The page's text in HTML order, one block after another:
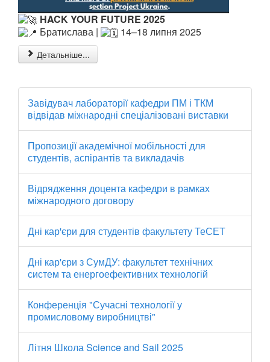
HACK YOUR FUTURE 2025
Братислава |
14–18 липня 2025
Детальніше...
Завідувач лабораторії кафедри ПМ і ТКМ
відвідав міжнародні спеціалізовані виставки
Пропозиції академічної мобільності для
студентів, аспірантів та викладачів
Відрядження доцента кафедри в рамках
міжнародного договору
Дні кар'єри для студентів факультету ТеСЕТ
Дні кар'єри з СумДУ: факультет технічних
систем та енергоефективних технологій
Конференція "Сучасні технології у
промисловому виробництві"
Літня Школа Science and Sail 2025